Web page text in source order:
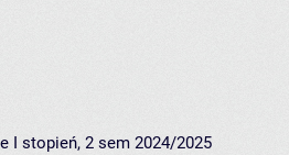
I stopień, 2 sem 2024/2025